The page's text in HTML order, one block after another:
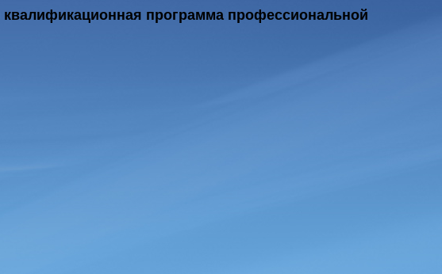
программа профессиональной